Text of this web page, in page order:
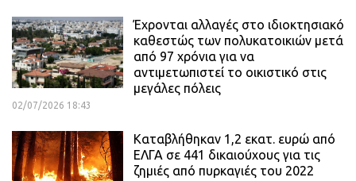
Έχρονται αλλαγές στο ιδιοκτησιακό
καθεστώς των πολυκατοικιών μετά
από 97 χρόνια για να
αντιμετωπιστεί το οικιστικό στις
μεγάλες πόλεις
02/07/2026 18:43
Καταβλήθηκαν 1,2 εκατ. ευρώ από
ΕΛΓΑ σε 441 δικαιούχους για τις
ζημιές από πυρκαγιές του 2022